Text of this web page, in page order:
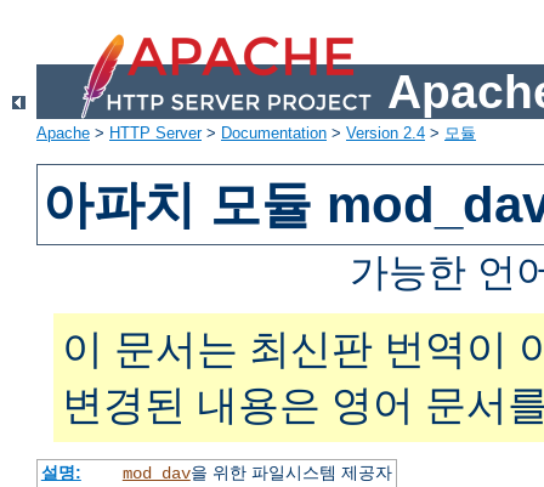
Apache > HTTP Server> Documentation > Version 2.4 > 모듈
아파치 모듈
가능한 언
이 문서는 최신판 번역이
변경된 내용은 영어 문서
설명: mod_dav을 위한 파일시스템 제공자